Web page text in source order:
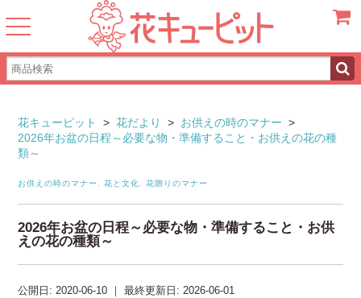
花キューピット > 花だより > お供えの時のマナー >
2026年お盆の日程～必要な物・準備すること・お供えの花の種
類～
お供えの時のマナー ,花と文化 ,花贈りのマナー
2026年お盆の日程～必要な物・準備すること・お供
えの花の種類～
公開日:2020-06-10 ｜最終更新日:2026-06-01